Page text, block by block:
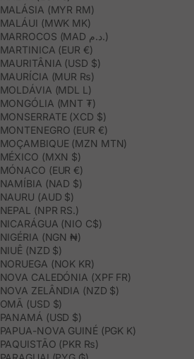
MALÁSIA (MYR RM)
MALÁUI (MWK MK)
MARROCOS (MAD د.م.)
MARTINICA (EUR €)
MAURITÂNIA (USD $)
MAURÍCIA (MUR ₨)
MOLDÁVIA (MDL L)
MONGÓLIA (MNT ₮)
MONSERRATE (XCD $)
MONTENEGRO (EUR €)
MOÇAMBIQUE (MZN MTN)
MÉXICO (MXN $)
MÓNACO (EUR €)
NAMÍBIA (NAD $)
NAURU (AUD $)
NEPAL (NPR RS.)
NICARÁGUA (NIO C$)
NIGÉRIA (NGN ₦)
NIUÊ (NZD $)
NORUEGA (NOK KR)
NOVA CALEDÓNIA (XPF FR)
NOVA ZELÂNDIA (NZD $)
OMÃ (USD $)
PANAMÁ (USD $)
PAPUA-NOVA GUINÉ (PGK K)
PAQUISTÃO (PKR ₨)